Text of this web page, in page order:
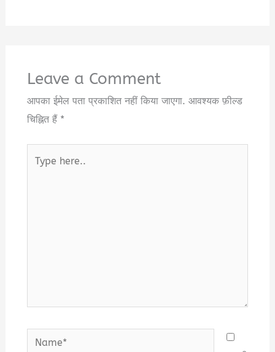
Leave a Comment
आपका ईमेल पता प्रकाशित नहीं किया जाएगा. आवश्यक फ़ील्ड
चिह्नित हैं *
here..
Name*